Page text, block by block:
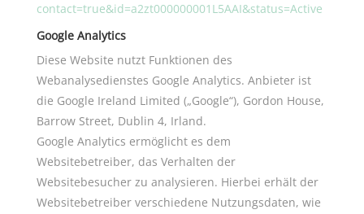
contact=true&id=a2zt000000001L5AAI&status=Active
Google Analytics
Diese Website nutzt Funktionen des
Webanalysedienstes Google Analytics. Anbieter ist
die Google Ireland Limited („Google“), Gordon House,
Barrow Street, Dublin 4, Irland.
Google Analytics ermöglicht es dem
Websitebetreiber, das Verhalten der
Websitebesucher zu analysieren. Hierbei erhält der
Websitebetreiber verschiedene Nutzungsdaten, wie